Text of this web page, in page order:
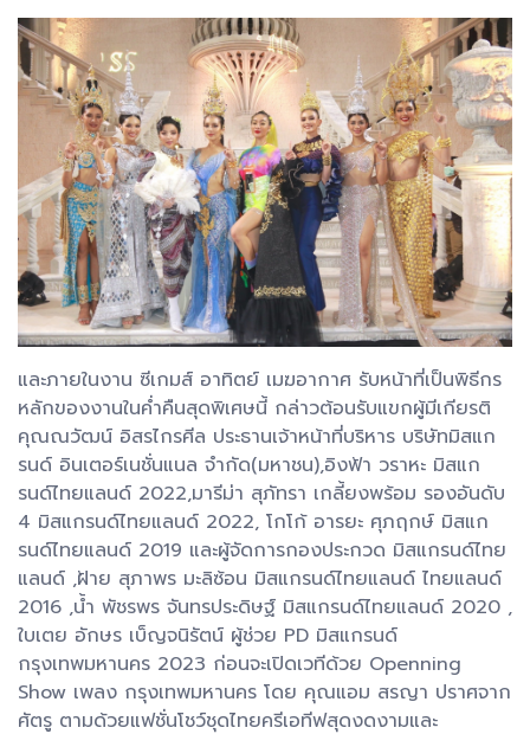
และภายในงาน ซีเกมส์ อาทิตย์ เมฆอากาศ รับหน้าที่เป็นพิธีกร
หลักของงานในค่ำคืนสุดพิเศษนี้ กล่าวต้อนรับแขกผู้มีเกียรติ
คุณณวัฒน์ อิสรไกรศีล ประธานเจ้าหน้าที่บริหาร บริษัทมิสแก
รนด์ อินเตอร์เนชั่นแนล จำกัด(มหาชน),อิงฟ้า วราหะ มิสแก
รนด์ไทยแลนด์ 2022,มารีม่า สุภัทรา เกลี้ยงพร้อม รองอันดับ
4 มิสแกรนด์ไทยแลนด์ 2022, โกโก้ อารยะ ศุภฤกษ์ มิสแก
รนด์ไทยแลนด์ 2019 และผู้จัดการกองประกวด มิสแกรนด์ไทย
แลนด์ ,ฝ้าย สุภาพร มะลิซ้อน มิสแกรนด์ไทยแลนด์ ไทยแลนด์
2016 ,น้ำ พัชรพร จันทรประดิษฐ์ มิสแกรนด์ไทยแลนด์ 2020 ,
ใบเตย อักษร เบ็ญจนิรัตน์ ผู้ช่วย PD มิสแกรนด์
กรุงเทพมหานคร 2023 ก่อนจะเปิดเวทีด้วย Openning
Show เพลง กรุงเทพมหานคร โดย คุณแอม สรญา ปราศจาก
ศัตรู ตามด้วยแฟชั่นโชว์ชุดไทยครีเอทีฟสุดงดงามและ